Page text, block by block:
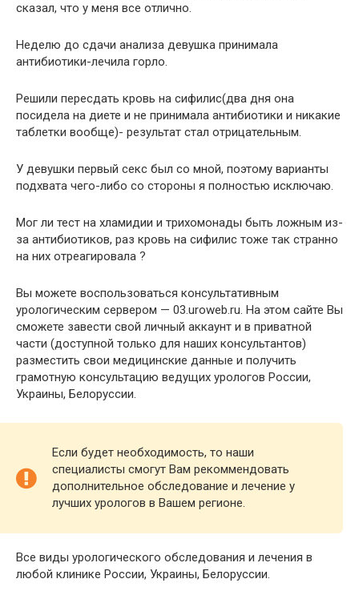
сказал, что у меня все отлично.
Неделю до сдачи анализа девушка принимала
антибиотики-лечила горло.
Решили пересдать кровь на сифилис(два дня она
посидела на диете и не принимала антибиотики и никакие
таблетки вообще)- результат стал отрицательным.
У девушки первый секс был со мной, поэтому варианты
подхвата чего-либо со стороны я полностью исключаю.
Мог ли тест на хламидии и трихомонады быть ложным из-
за антибиотиков, раз кровь на сифилис тоже так странно
на них отреагировала ?
Вы можете воспользоваться консультативным
урологическим сервером — 03.uroweb.ru. На этом сайте Вы
сможете завести свой личный аккаунт и в приватной
части (доступной только для наших консультантов)
разместить свои медицинские данные и получить
грамотную консультацию ведущих урологов России,
Украины, Белоруссии.
Если будет необходимость, то наши
специалисты смогут Вам рекоммендовать
дополнительное обследование и лечение у
лучших урологов в Вашем регионе.
Все виды урологического обследования и лечения в
любой клинике России, Украины, Белоруссии.